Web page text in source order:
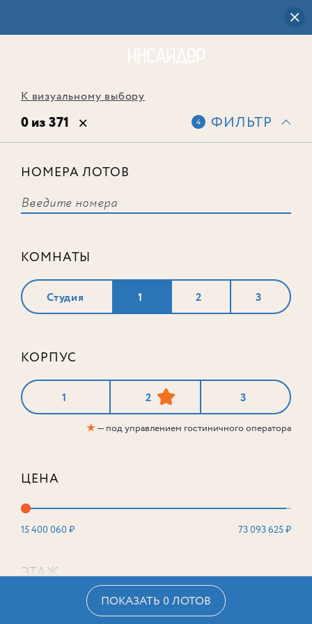
К визуальному выбору
0 из 371 4 ФИЛЬТР
НОМЕРА ЛОТОВ
КОМНАТЫ
Студия 1 2 3
КОРПУС
1 2 3
★— под управлением гостиничного оператора
ЦЕНА
15 400 060 ₽ 73 093 625 ₽
ЭТАЖ
ПОКАЗАТЬ 0 ЛОТОВ
соответствует ни одного лота